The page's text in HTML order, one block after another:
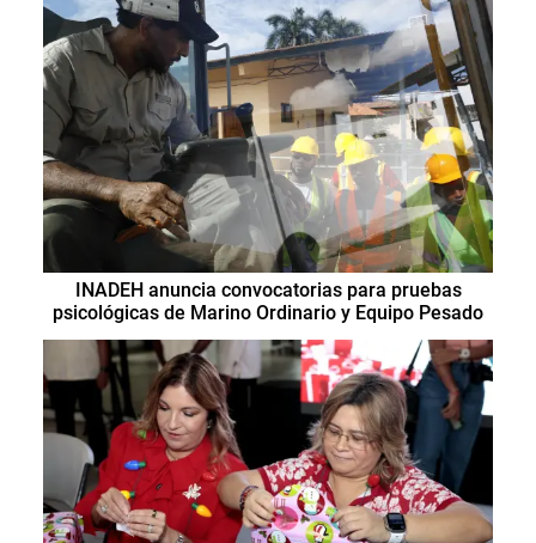
INADEH anuncia convocatorias para pruebas
psicológicas de Marino Ordinario y Equipo Pesado